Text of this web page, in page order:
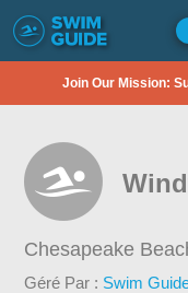
Join Our Mission:
Chesapeake
Géré Par : Swim